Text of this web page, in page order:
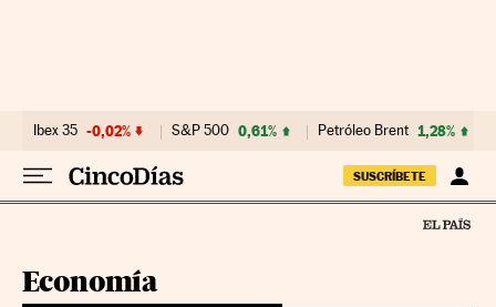
Ibex 35 -0,02% S&P 500 0,61% Petróleo Brent 1,28%
SUSCRÍBETE
Economía